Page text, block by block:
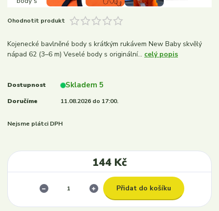
Ohodnotit produkt
Kojenecké bavlněné body s krátkým rukávem New Baby skvělý
nápad 62 (3–6 m) Veselé body s originální... celý popis
Dostupnost Skladem 5
Doručíme 11.08.2026 do 17:00.
Nejsme plátci DPH
144 Kč
Přidat do košíku